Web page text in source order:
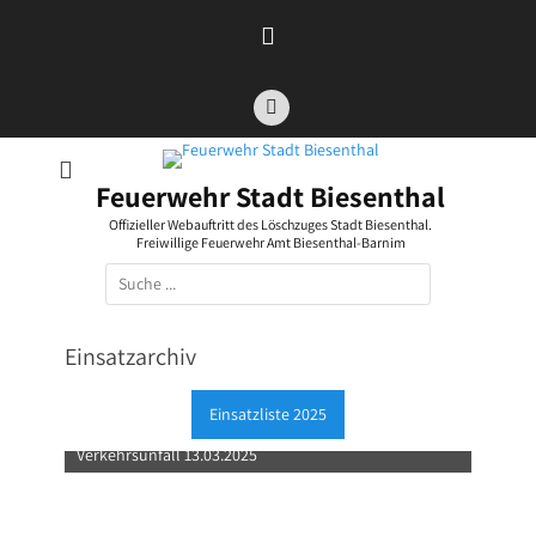
Facebook
Feuerwehr Stadt Biesenthal
Offizieller Webauftritt des Löschzuges Stadt Biesenthal.
Freiwillige Feuerwehr Amt Biesenthal-Barnim
Suchen
nach:
Einsatzarchiv
Einsatzliste 2025
Verkehrsunfall 13.03.2025